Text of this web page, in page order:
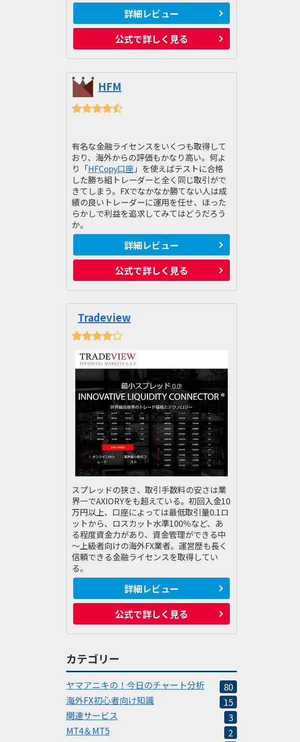
詳細レビュー
公式で詳しく見る
HFM
有名な金融ライセンスをいくつも取得して
おり、海外からの評価もかなり高い。何よ
り「HFCopy口座」を使えばテストに合格
した勝ち組トレーダーと全く同じ取引がで
きてしまう。FXでなかなか勝てない人は成
績の良いトレーダーに運用を任せ、ほった
らかしで利益を追求してみてはどうだろう
か。
詳細レビュー
公式で詳しく見る
Tradeview
スプレッドの狭さ、取引手数料の安さは業
界一でAXIORYをも超えている。初回入金10
万円以上、口座によっては最低取引量0.1ロ
ットから、ロスカット水準100％など、あ
る程度資金力があり、資金管理ができる中
～上級者向けの海外FX業者。運営歴も長く
信頼できる金融ライセンスを取得してい
る。
詳細レビュー
公式で詳しく見る
カテゴリー
ヤマアニキの！今日のチャート分析
80
海外FX初心者向け知識
15
関連サービス
3
MT4＆MT5
2